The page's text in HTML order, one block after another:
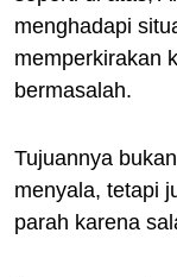
menghadapi
memperkirakan
bermasalah.
Tujuannya
menyala, tetapi
parah karena